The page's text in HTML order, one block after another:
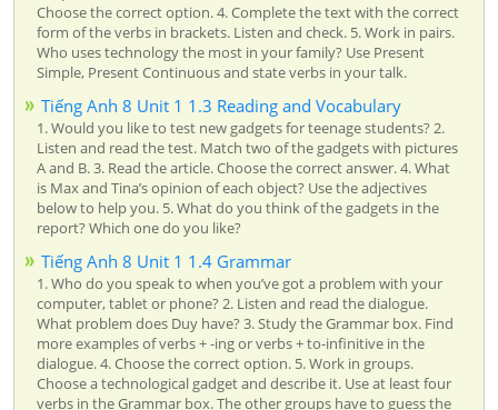
Choose the correct option. 4. Complete the text with the correct
form of the verbs in brackets. Listen and check. 5. Work in pairs.
Who uses technology the most in your family? Use Present
Simple, Present Continuous and state verbs in your talk.
Tiếng Anh 8 Unit 1 1.3 Reading and Vocabulary
1. Would you like to test new gadgets for teenage students? 2.
Listen and read the test. Match two of the gadgets with pictures
A and B. 3. Read the article. Choose the correct answer. 4. What
is Max and Tina’s opinion of each object? Use the adjectives
below to help you. 5. What do you think of the gadgets in the
report? Which one do you like?
Tiếng Anh 8 Unit 1 1.4 Grammar
1. Who do you speak to when you’ve got a problem with your
computer, tablet or phone? 2. Listen and read the dialogue.
What problem does Duy have? 3. Study the Grammar box. Find
more examples of verbs + -ing or verbs + to-infinitive in the
dialogue. 4. Choose the correct option. 5. Work in groups.
Choose a technological gadget and describe it. Use at least four
verbs in the Grammar box. The other groups have to guess the